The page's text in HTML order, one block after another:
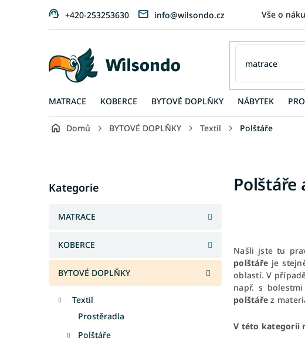
+420-253253630 info@wilsondo.cz Vše o
MATRACE KOBERCE BYTOVÉ DOPLŇKY NÁBYTEK
Domů BYTOVÉ DOPLŇKY Textil Polštáře
t
r
p
n
kategorie
Kategorie
MATRACE
KOBERCE
BYTOVÉ DOPLŇKY
Textil
Prostěradla
Polštáře
Polštáře
Našli jste tu
polštáře je
oblastí. V
např. s
polštáře z
V této kategorii